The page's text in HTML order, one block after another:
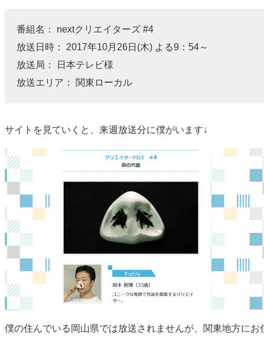
番組名： nextクリエイターズ #4
放送日時： 2017年10月26日(木) よる9：54～
放送局： 日本テレビ様
放送エリア： 関東ローカル
サイトを見ていくと、来週放送分に僕がいます↓
僕の住んでいる岡山県では放送されませんが、関東地方にお